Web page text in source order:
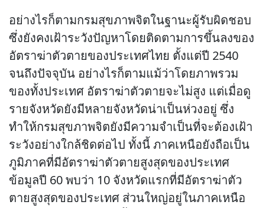
อย่างไรก็ตามกรมสุขภาพจิตในฐานะผู้รับผิดชอบ
ซึ่งยังคงเฝ้าระวังปัญหาโดยติดตามการขึ้นลงของ
อัตราฆ่าตัวตายของประเทศไทย ตั้งแต่ปี 2540
จนถึงปัจจุบัน อย่างไรก็ตามแม้ว่าโดยภาพรวม
ของทั้งประเทศ อัตราฆ่าตัวตายจะไม่สูง แต่เมื่อดู
รายจังหวัดยังมีหลายจังหวัดน่าเป็นห่วงอยู่ ซึ่ง
ทำให้กรมสุขภาพจิตยังมีความจำเป็นที่จะต้องเฝ้า
ระวังอย่างใกล้ชิดต่อไป ทั้งนี้ ภาคเหนือยังถือเป็น
ภูมิภาคที่มีอัตราฆ่าตัวตายสูงสุดของประเทศ
ข้อมูลปี 60 พบว่า 10 จังหวัดแรกที่มีอัตราฆ่าตัว
ตายสูงสุดของประเทศ ส่วนใหญ่อยู่ในภาคเหนือ